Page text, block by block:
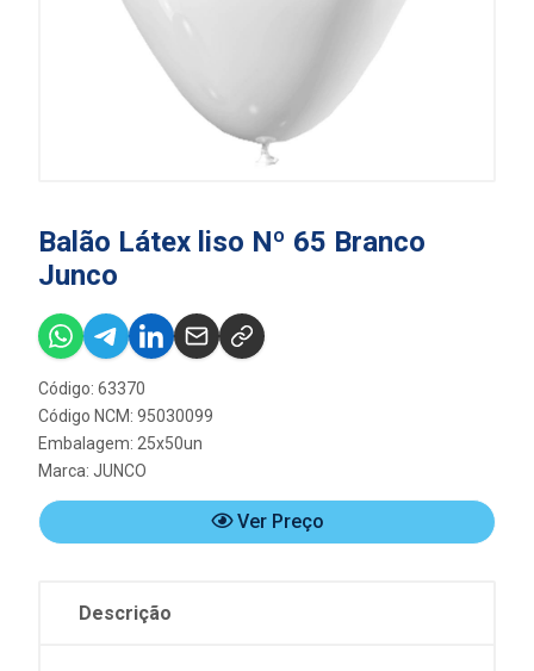
Balão Látex liso Nº 65 Branco
Junco
Código: 63370
Código NCM: 95030099
Embalagem: 25x50un
Marca: JUNCO
Ver Preço
Descrição